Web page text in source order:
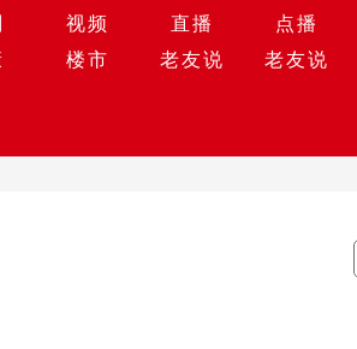
视频 直播 点播
楼市 老友说 老友说